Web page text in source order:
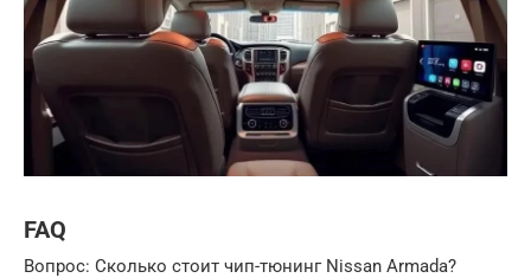
FAQ
Вопрос: Сколько стоит чип-тюнинг Nissan Armada?